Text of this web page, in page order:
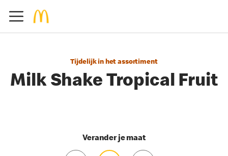
Tijdelijk in het assortiment
Milk Shake Tropical Fruit
Verander je maat